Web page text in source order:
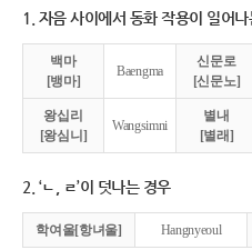
1. 자음 사이에서 동화 작용이 일어나
백마
[뱅마]
Baengma
신문로
[신문노]
왕십리
[왕심니]
Wangsimni
별내
[별래]
2. ‘ㄴ, ㄹ’이 덧나는 경우
학여울[항녀울] Hangnyeoul